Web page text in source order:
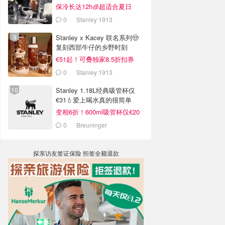
销案例
保冷长达12h🧊超适合夏日
0 Stanley 1913
Stanley x Kacey 联名系列🤠
复刻西部牛仔的乡野时刻
€51起！可叠独家8.5折扣券
0 Stanley 1913
Stanley 1.18L经典吸管杯仅
€31💧爱上喝水真的很简单
变相6折！600ml吸管杯仅€20
0 Breuninger
探亲访友签证保险 拒签全额退款